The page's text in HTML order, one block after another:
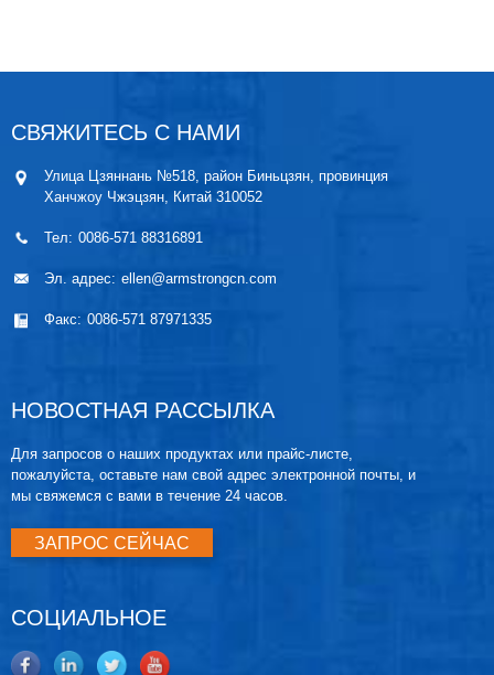
СВЯЖИТЕСЬ С НАМИ
Улица Цзяннань №518, район Биньцзян, провинция
Ханчжоу Чжэцзян, Китай 310052
Тел: 0086-571 88316891
Эл. адрес: ellen@armstrongcn.com
Факс: 0086-571 87971335
НОВОСТНАЯ РАССЫЛКА
Для запросов о наших продуктах или прайс-листе,
пожалуйста, оставьте нам свой адрес электронной почты, и
мы свяжемся с вами в течение 24 часов.
ЗАПРОС СЕЙЧАС
СОЦИАЛЬНОЕ